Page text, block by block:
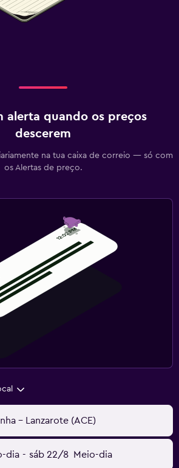
alerta quando os preços
descerem
na tua caixa de correio — só com
os Alertas de preço.
- Lanzarote (ACE)
dia - sáb 22/8 Meio-dia